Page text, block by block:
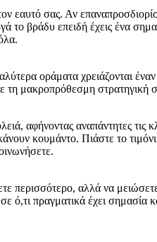
εαυτό σας. Αν
το βράδυ επειδή έχεις ένα
οράματα χρειάζονται
τη μακροπρόθεσμη
αφήνοντας αναπάντητες
κουμάντο. Πιάστε το
περισσότερο, αλλά να
ό,τι πραγματικά έχει